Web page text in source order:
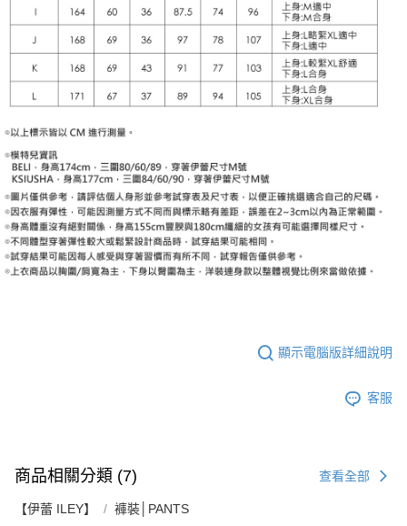
顯示電腦版詳細說明
客服
商品相關分類 (7) 查看全部
【伊蕾 ILEY】 褲裝│PANTS